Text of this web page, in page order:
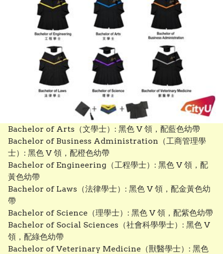
Bachelor of Arts（文學士）: 黑色 V 領，配藍色幼帶
Bachelor of Business Administration（工商管理學
士）: 黑色 V 領，配橙色幼帶
Bachelor of Engineering（工程學士）: 黑色 V 領，配
黃色幼帶
Bachelor of Laws（法律學士）: 黑色 V 領，配金黃色幼
帶
Bachelor of Science（理學士）: 黑色 V 領，配紫色幼帶
Bachelor of Social Sciences（社會科學學士）: 黑色 V
領，配綠色幼帶
Bachelor of Veterinary Medicine（獸醫學士）: 黑色